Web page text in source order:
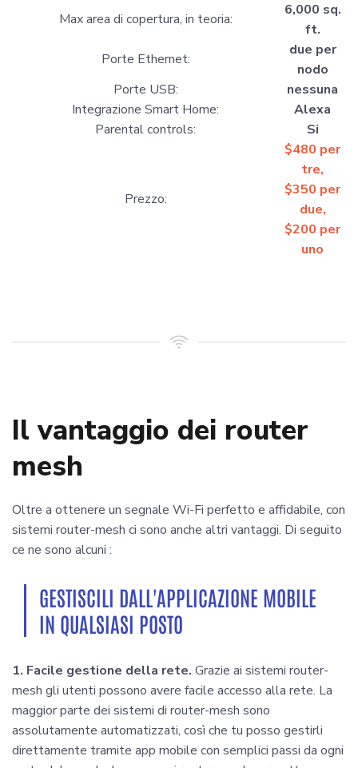
Max area di copertura, in teoria:
6,000 sq.
ft.
Porte Ethernet:
due per
nodo
Porte USB:
nessuna
Integrazione Smart Home:
Alexa
Parental controls:
Si
Prezzo:
$480 per
tre,
$350 per
due,
$200 per
uno
Il vantaggio dei router
mesh
Oltre a ottenere un segnale Wi-Fi perfetto e affidabile, con
sistemi router-mesh ci sono anche altri vantaggi. Di seguito
ce ne sono alcuni :
GESTISCILI DALL'APPLICAZIONE MOBILE
IN QUALSIASI POSTO
1. Facile gestione della rete. Grazie ai sistemi router-
mesh gli utenti possono avere facile accesso alla rete. La
maggior parte dei sistemi di router-mesh sono
assolutamente automatizzati, così che tu posso gestirli
direttamente tramite app mobile con semplici passi da ogni